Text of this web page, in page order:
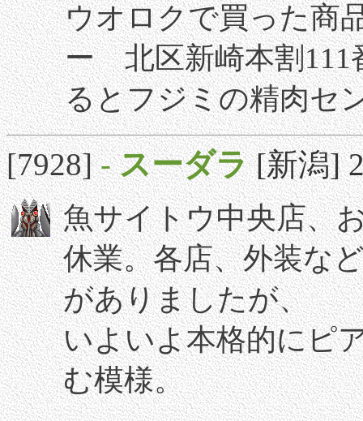
ウオロクで買った商
ー 北区新崎本割111
るとフジミの精肉セ
[7928]-スーダラ [新潟]
魚サイトウ中央店、
休業。各店、外装な
がありましたが、
いよいよ本格的にピ
む模様。